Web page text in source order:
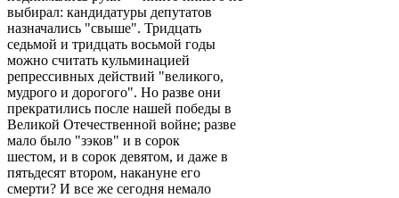
выбирал: кандидатуры депутатов
назначались "свыше". Тридцать
седьмой и тридцать восьмой годы
можно считать кульминацией
репрессивных действий "великого,
мудрого и дорогого". Но разве они
прекратились после нашей победы в
Великой Отечественной войне; разве
мало было "зэков" и в сорок
шестом, и в сорок девятом, и даже в
пятьдесят втором, накануне его
смерти? И все же сегодня немало